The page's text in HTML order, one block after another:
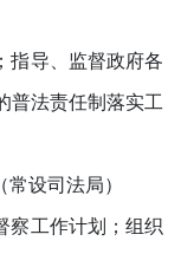
导、监督政府各
普法责任制落实工
设司法局）
工作计划；组织